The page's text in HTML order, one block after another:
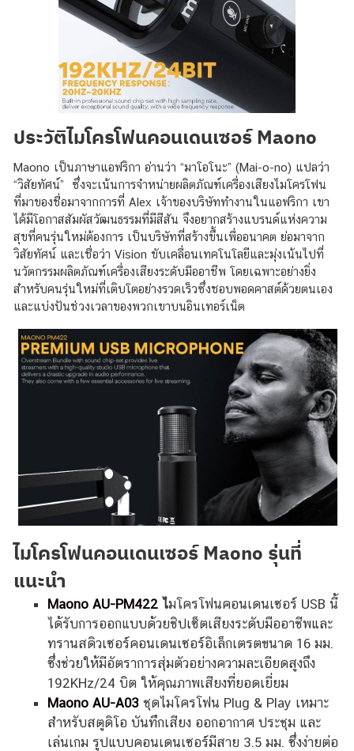
ประวัติไมโครโฟนคอนเดนเซอร์ Maono
Maono เป็นภาษาแอฟริกา อ่านว่า “มาโอโนะ” (Mai-o-no) แปลว่า
“วิสัยทัศน์” ซึ่งจะเน้นการจำหน่ายผลิตภัณฑ์เครื่องเสียงไมโครโฟน
ที่มาของชื่อมาจากการที่ Alex เจ้าของบริษัททำงานในแอฟริกา เขา
ได้มีโอกาสสัมผัสวัฒนธรรมที่มีสีสัน จึงอยากสร้างแบรนด์แห่งความ
สุขที่คนรุ่นใหม่ต้องการ เป็นบริษัทที่สร้างขึ้นเพื่ออนาคต ย่อมาจาก
วิสัยทัศน์ และเชื่อว่า Vision ขับเคลื่อนเทคโนโลยีและมุ่งเน้นไปที่
นวัตกรรมผลิตภัณฑ์เครื่องเสียงระดับมืออาชีพ โดยเฉพาะอย่างยิ่ง
สำหรับคนรุ่นใหม่ที่เติบโตอย่างรวดเร็วซึ่งชอบพอดคาสต์ด้วยตนเอง
และแบ่งปันช่วงเวลาของพวกเขาบนอินเทอร์เน็ต
ไมโครโฟนคอนเดนเซอร์ Maono รุ่นที่
แนะนำ
Maono AU-PM422ไมโครโฟนคอนเดนเซอร์ USB นี้
ได้รับการออกแบบด้วยชิปเซ็ตเสียงระดับมืออาชีพและ
ทรานสดิวเซอร์คอนเดนเซอร์อิเล็กเตรตขนาด 16 มม.
ซึ่งช่วยให้มีอัตราการสุ่มตัวอย่างความละเอียดสูงถึง
192KHz/24 บิต ให้คุณภาพเสียงที่ยอดเยี่ยม
Maono AU-A03ชุดไมโครโฟน Plug & Play เหมาะ
สำหรับสตูดิโอ บันทึกเสียง ออกอากาศ ประชุม และ
เล่นเกม รูปแบบคอนเดนเซอร์มีสาย 3.5 มม. ซึ่งง่ายต่อ